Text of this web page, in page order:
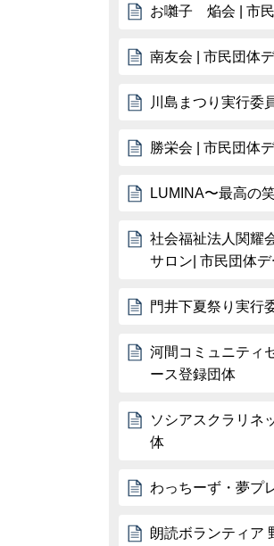
お囃子 焔会 | 市
南友会 | 市民団体
川島まつり実行委
勝栄会 | 市民団体
LUMINA〜最高の
社会福祉法人関
サロン| 市民団体
門井下夏祭り実行
河間コミュニティ
ース登録団体
ソシアスクラリネ
体
わっちーず・夢プ
朗読ボランティア